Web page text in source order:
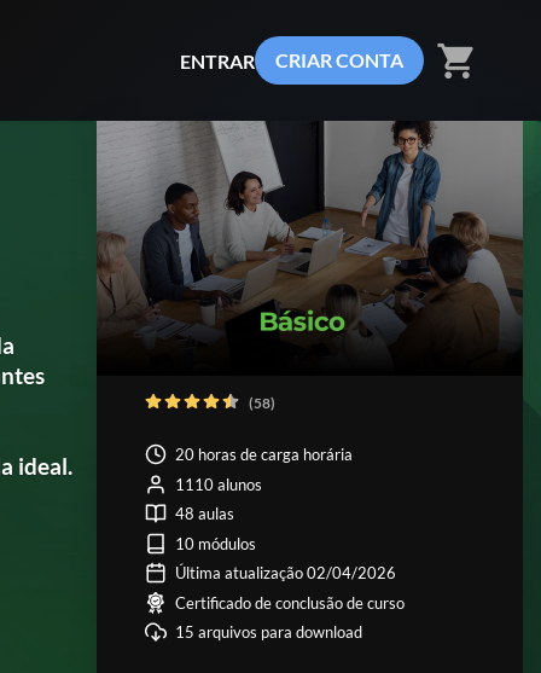
ENTRAR CRIAR CONTA shopping_cart
ideal.
(58)
20 horas de carga horária
1110 alunos
48 aulas
10 módulos
Última atualização 02/04/2026
Certificado de conclusão de curso
15 arquivos para download